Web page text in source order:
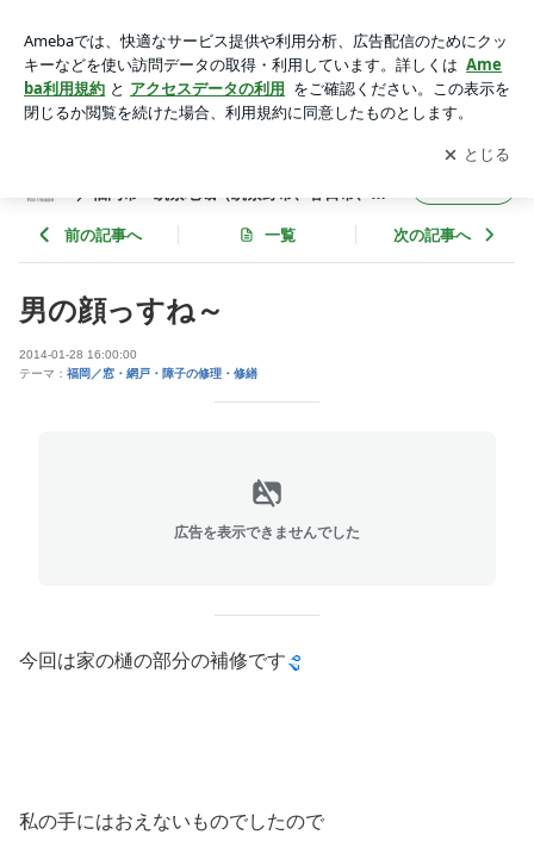
／福岡市・筑紫地域（筑紫野市、春日市、大野城市、太宰府
市、那珂川町）
アプリをダウンロードして ブログの更新通知
を受け取りまし
ょう。
開く
／福岡市・筑紫地域（筑紫野市、春日市、大
前の記事へ 一覧 次の記事へ
男の顔っすね～
2014-01-28 16:00:00
テーマ： 福岡／窓・網戸・障子の修理・修繕
広告を表示できませんでした
今回は家の樋の部分の補修です
私の手にはおえないものでしたので